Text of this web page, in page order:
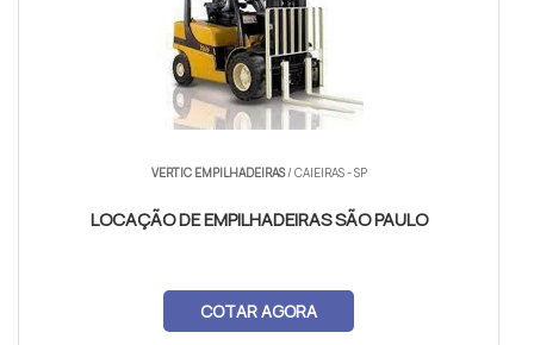
VERTIC EMPILHADEIRAS/ CAIEIRAS - SP
LOCAÇÃO DE EMPILHADEIRAS SÃO PAULO
COTAR AGORA